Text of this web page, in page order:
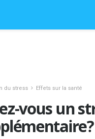
du stress Effets sur la santé
vous un